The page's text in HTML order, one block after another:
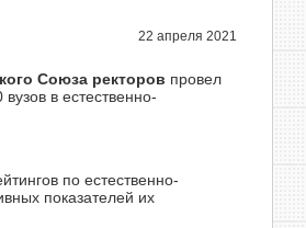
22 апреля 2021
Союза ректоров провел
в естественно-
по естественно-
показателей их